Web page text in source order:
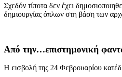
Σχεδόν τίποτα δεν έχει
δημιουργίας όπλων στη βάση των
Από την…επιστημονική
Η εισβολή της 24 Φεβρουαρίου